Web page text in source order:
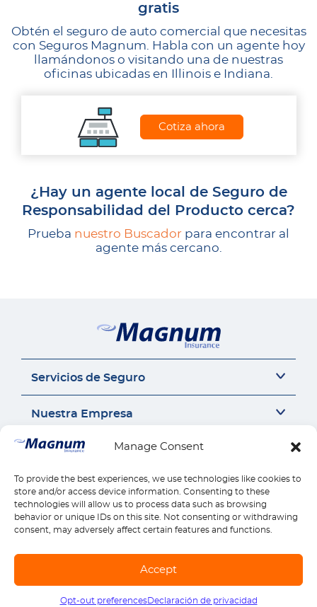
Manage Consent
To provide the best experiences, we use technologies like cookies to
store and/or access device information. Consenting to these
technologies will allow us to process data such as browsing
behavior or unique IDs on this site. Not consenting or withdrawing
consent, may adversely affect certain features and functions.
Accept
Opt-out preferencesDeclaración de privacidad
gratis
Obtén el seguro de auto comercial que necesitas
con Seguros Magnum. Habla con un agente hoy
llamándonos o visitando una de nuestras
oficinas ubicadas en Illinois e Indiana.
Cotiza ahora
¿Hay un agente local de Seguro de
Responsabilidad del Producto cerca?
Prueba nuestro Buscador para encontrar al
agente más cercano.
Servicios de Seguro
Seguro Sr22
Seguro de Motocicleta
Responsabilidad Civil General
Compensación para Trabajadores
Seguro de Vivienda
Seguro de Salud
Explora todos los productos
Nuestra Empresa
Acerca de Nosotros
Carrera
Seguros por estado
Reseñas
Contáctanos
Contáctanos
Llámanos 1-888-539-2102
Descargar la Aplicación Móvil
Enlaces Rápidos
Reclamos
Pagos
© Copyright Magnum Insurance Agency Co., Inc. 2026. All rights reserved. |
Llámanos 1-888-539-2102